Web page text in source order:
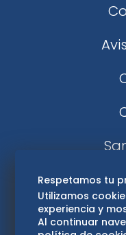
Respetamos tu
Utilizamos
experiencia y
Al continuar